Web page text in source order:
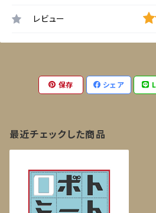
レビュー
保存 シェア
最近チェックした商品